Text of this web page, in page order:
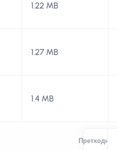
1.22 MB
1.27 MB
1.4 MB
Претходна